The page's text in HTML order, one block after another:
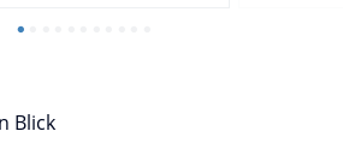
Blick